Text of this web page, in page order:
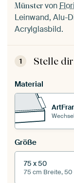
Münster von
Leinwand, Alu-
Acrylglasbild.
1 Stelle
Material
Größe
75 x 50
75 cm Breite,